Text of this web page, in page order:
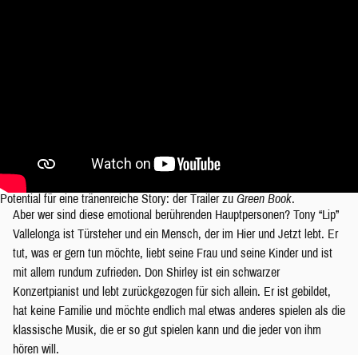
Potential für eine tränenreiche Story: der Trailer zu Green Book.
Aber wer sind diese emotional berührenden Hauptpersonen? Tony “Lip”
Vallelonga ist Türsteher und ein Mensch, der im Hier und Jetzt lebt. Er
tut, was er gern tun möchte, liebt seine Frau und seine Kinder und ist
mit allem rundum zufrieden. Don Shirley ist ein schwarzer
Konzertpianist und lebt zurückgezogen für sich allein. Er ist gebildet,
hat keine Familie und möchte endlich mal etwas anderes spielen als die
klassische Musik, die er so gut spielen kann und die jeder von ihm
hören will.